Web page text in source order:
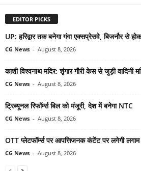
EDITOR PICKS
UP: हरिद्वार तक बनेगा गंगा एक्सप्रेसवे, बिजनौर से
CG News - August 8, 2026
काशी विश्वनाथ मदिर: शृंगार गौरी केस से जुड़ी वादिनी
CG News - August 8, 2026
ट्रिब्यूनल रिफॉर्म्स बिल को मंजूरी, देश में बनेगा NTC
CG News - August 8, 2026
OTT प्लेटफॉर्म्स पर आपत्तिजनक कंटेंट पर लगेगी लगाम
CG News - August 8, 2026